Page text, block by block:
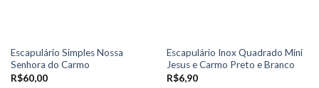
Escapulário Simples Nossa
Senhora do Carmo
R$60,00
Escapulário Inox Quadrado Mini
Jesus e Carmo Preto e Branco
R$6,90